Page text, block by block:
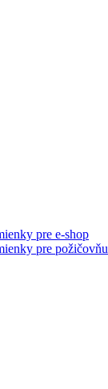
pre e-shop
pre požičovňu